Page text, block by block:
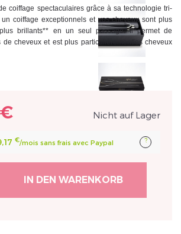
coiffage spectaculaires grâce à sa technologie tri-
coiffage exceptionnels et vos cheveux sont plus
brillants** en un seul passage. Il permet de
cheveux et est plus particulièrementles cheveux
Nicht auf Lager
€/mois sans frais avec Paypal ?
IN DEN WARENKORB